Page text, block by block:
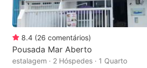
8.4 (26 comentários)
Pousada Mar Aberto
estalagem · 2 Hóspedes · 1 Quarto